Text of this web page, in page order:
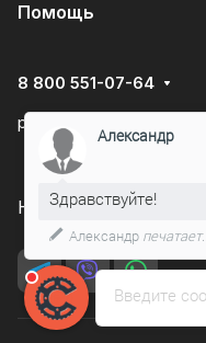
Помощь
8 800 551-07-64
Нижний Новгород,
Введите
Александр
Здравствуйте!
Александр